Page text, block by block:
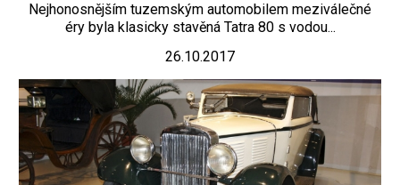
Nejhonosnějším tuzemským automobilem meziválečné
éry byla klasicky stavěná Tatra 80 s vodou...
26.10.2017